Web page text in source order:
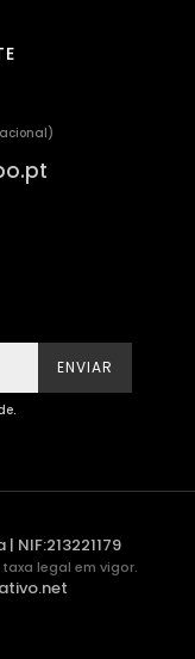
ENVIAR
.
NIF:213221179
legal em vigor.